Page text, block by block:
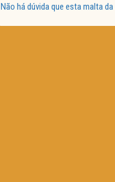
Não há dúvida que esta malta da